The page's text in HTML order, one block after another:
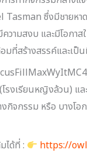
ซึ่งมีชายหาด
มสงบ และมีโอกา
มที่สร้างสรรค์และเป็
งเรียนหญิงล้วน) แล
จกรรม หรือ บางโอ
ได้ที่ :
https://